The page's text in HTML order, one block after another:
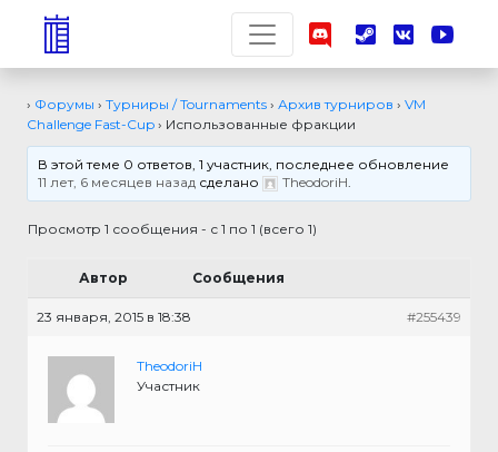
› Форумы › Турниры / Tournaments › Архив турниров › VM
Challenge Fast-Cup › Использованные фракции
В этой теме 0 ответов, 1 участник, последнее обновление
11 лет, 6 месяцев назад сделано TheodoriH.
Просмотр 1 сообщения - с 1 по 1 (всего 1)
Автор Сообщения
23 января, 2015 в 18:38 #255439
TheodoriH
Участник